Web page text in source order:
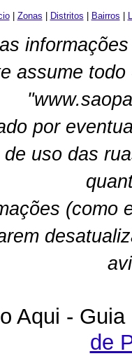
| Zonas Distritos Bairros
assume
por
uso das
(como
Aqui -
de